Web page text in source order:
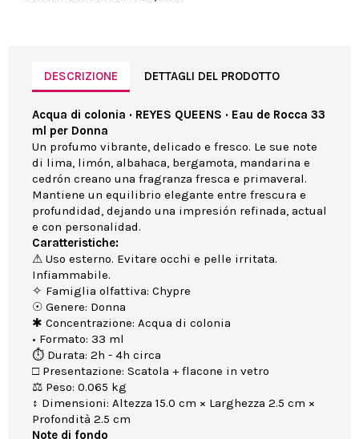
DESCRIZIONE DETTAGLI DEL PRODOTTO
Acqua di colonia · REYES QUEENS · Eau de Rocca 33
ml per Donna
Un profumo vibrante, delicado e fresco. Le sue note
di lima, limón, albahaca, bergamota, mandarina e
cedrón creano una fragranza fresca e primaveral.
Mantiene un equilibrio elegante entre frescura e
profundidad, dejando una impresión refinada, actual
e con personalidad.
Caratteristiche:
⚠ Uso esterno. Evitare occhi e pelle irritata.
Infiammabile.
✧ Famiglia olfattiva: Chypre
☉ Genere: Donna
✱ Concentrazione: Acqua di colonia
• Formato: 33 ml
⏱ Durata: 2h - 4h circa
□ Presentazione: Scatola + flacone in vetro
⚖ Peso: 0.065 kg
↕ Dimensioni: Altezza 15.0 cm × Larghezza 2.5 cm ×
Profondità 2.5 cm
Note di fondo